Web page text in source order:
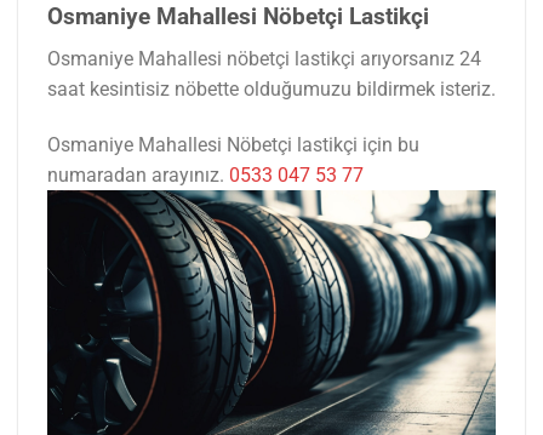
Osmaniye Mahallesi Nöbetçi Lastikçi
Osmaniye Mahallesi nöbetçi lastikçi arıyorsanız 24
saat kesintisiz nöbette olduğumuzu bildirmek isteriz.
Osmaniye Mahallesi Nöbetçi lastikçi için bu
numaradan arayınız. 0533 047 53 77